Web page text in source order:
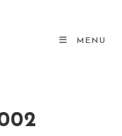
MENU